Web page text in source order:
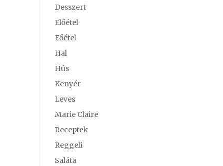
Desszert
Előétel
Főétel
Hal
Hús
Kenyér
Leves
Marie Claire
Receptek
Reggeli
Saláta